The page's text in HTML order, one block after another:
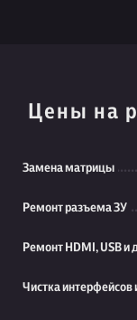
Цены на
Замена матрицы
Ремонт разъема ЗУ
Ремонт HDMI, USB и
Чистка